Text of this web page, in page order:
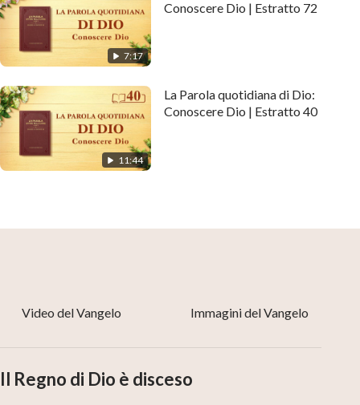
7:17
Conoscere Dio | Estratto 72
11:44
La Parola quotidiana di Dio:
Conoscere Dio | Estratto 40
Video del Vangelo Immagini del Vangelo
Il Regno di Dio è disceso
Non piangere, Dio vede ogni nostra
parola di Dio e accettare la Sua salvezza.